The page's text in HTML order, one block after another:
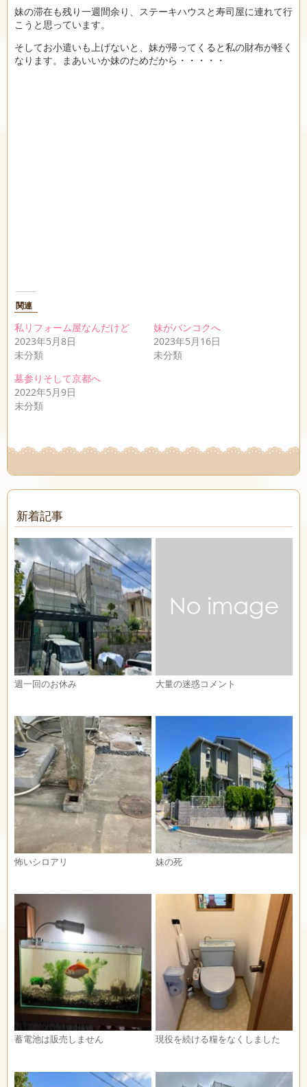
妹の滞在も残り一週間余り、ステーキハウスと寿司屋に連れて行
こうと思っています。
そしてお小遣いも上げないと、妹が帰ってくると私の財布が軽く
なります。まあいいか妹のためだから・・・・・
関連
私リフォーム屋なんだけど
2023年5月8日
未分類
妹がバンコクへ
2023年5月16日
未分類
墓参りそして京都へ
2022年5月9日
未分類
新着記事
週一回のお休み 大量の迷惑コメント
怖いシロアリ 妹の死
蓄電池は販売しません 現役を続ける糧をなくしました